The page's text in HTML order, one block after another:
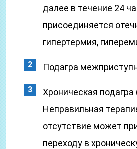
далее в течение 24
присоединяется
гипертермия,
Подагра
Хроническая
Неправильная
отсутствие может
переходу в